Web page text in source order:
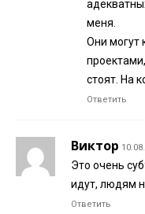
меня.
Они могут
стоят. На
Ответить
Виктор
Это очень
идут, людям
Ответить